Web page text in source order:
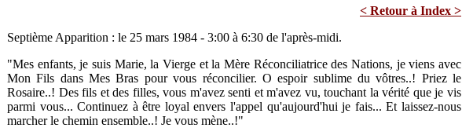
< Retour à Index >
Septième Apparition : le 25 mars 1984 - 3:00 à 6:30 de l'après-midi.
"Mes enfants, je suis Marie, la Vierge et la Mère Réconciliatrice des Nations, je viens avec
Mon Fils dans Mes Bras pour vous réconcilier. O espoir sublime du vôtres..! Priez le
Rosaire..! Des fils et des filles, vous m'avez senti et m'avez vu, touchant la vérité que je vis
parmi vous... Continuez à être loyal envers l'appel qu'aujourd'hui je fais... Et laissez-nous
marcher le chemin ensemble..! Je vous mène..!"